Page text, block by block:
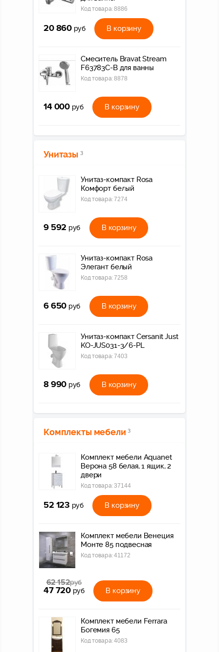
Код товара:8886
20 860 руб В корзину
Смеситель Bravat Stream
F63783C-B для ванны
Код товара:8878
14 000 руб В корзину
Унитазы 3
Унитаз-компакт Rosa
Комфорт белый
Код товара:7274
9 592 руб В корзину
Унитаз-компакт Rosa
Элегант белый
Код товара:7258
6 650 руб В корзину
Унитаз-компакт Cersanit Just
KO-JUS031-3/6-PL
Код товара:7403
8 990 руб В корзину
Комплекты мебели 3
Комплект мебели Aquanet
Верона 58 белая, 1 ящик, 2
двери
Код товара:37144
52 123 руб В корзину
Комплект мебели Венеция
Монте 85 подвесная
Код товара:41172
62 152руб
47 720 руб В корзину
Комплект мебели Ferrara
Богемия 65
Код товара:4083